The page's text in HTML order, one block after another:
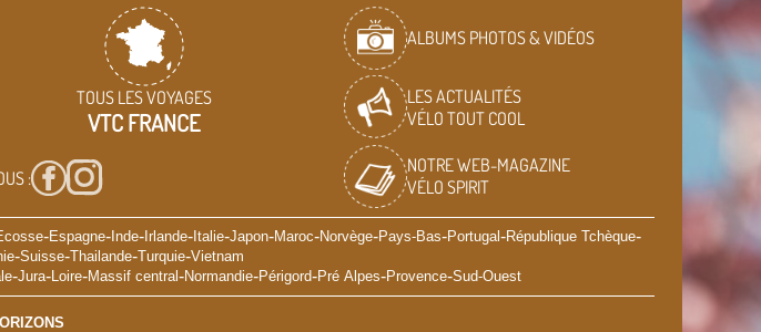
TOUS LES VOYAGES
VTC FRANCE
ALBUMS PHOTOS & VIDÉOS
LES ACTUALITÉS
VÉLO TOUT COOL
NOTRE WEB-MAGAZINE
VÉLO SPIRIT
:
-Espagne- Inde- Irlande- Italie-Japon-Maroc-Norvège-Pays-Bas-Portugal-République Tchèque-
-Suisse-Thailande-Turquie-Vietnam
-Jura-Loire-Massif central-Normandie-Périgord-Pré Alpes-Provence-Sud-Ouest